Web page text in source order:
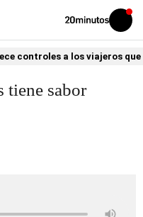
Volver
Iniciar
sesión
controles a los viajeros
tiene sabor